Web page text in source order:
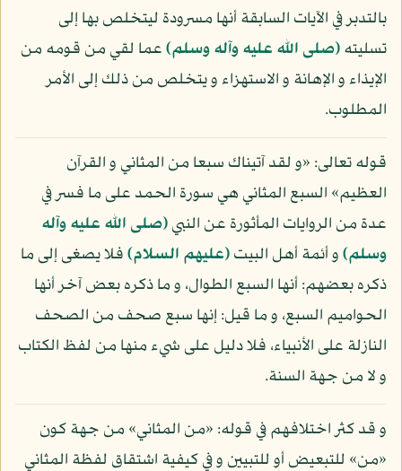
بالتدبر في الآيات السابقة أنها مسرودة ليتخلص بها إلى
تسليته(صلى الله عليه وآله وسلم)عما لقي من قومه من
الإيذاء و الإهانة و الاستهزاء و يتخلص من ذلك إلى الأمر
المطلوب.
قوله تعالى: «و لقد آتيناك سبعا من المثاني و القرآن
العظيم» السبع المثاني هي سورة الحمد على ما فسر في
عدة من الروايات المأثورة عن النبي(صلى الله عليه وآله
وسلم)و أئمة أهل البيت(عليهم السلام)فلا يصغى إلى ما
ذكره بعضهم: أنها السبع الطوال، و ما ذكره بعض آخر أنها
الحواميم السبع، و ما قيل: إنها سبع صحف من الصحف
النازلة على الأنبياء، فلا دليل على شيء منها من لفظ الكتاب
و لا من جهة السنة.
و قد كثر اختلافهم في قوله: «من المثاني» من جهة كون
«من» للتبعيض أو للتبيين و في كيفية اشتقاق لفظة المثاني